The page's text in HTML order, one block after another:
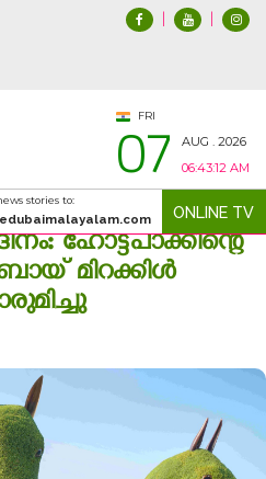
| |
FRI
07
AUG . 2026
06:43:12 AM
stories to:
ONLINE TV
ഹോട്ട്‌പാക്കിന്റെ
മിറക്കിള്‍